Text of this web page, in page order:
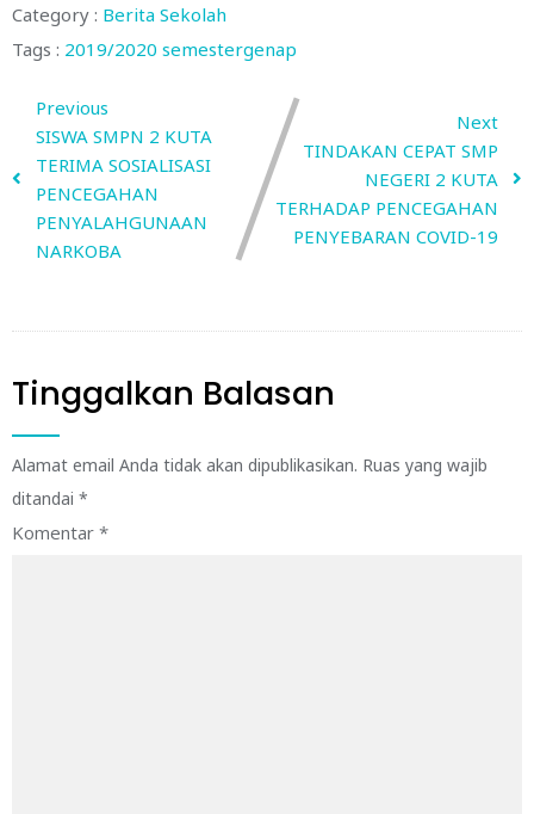
Category : Berita Sekolah
Tags : 2019/2020 semestergenap
Previous
SISWA SMPN 2 KUTA
TERIMA SOSIALISASI
PENCEGAHAN
PENYALAHGUNAAN
NARKOBA
Next
TINDAKAN CEPAT SMP
NEGERI 2 KUTA
TERHADAP PENCEGAHAN
PENYEBARAN COVID-19
Tinggalkan Balasan
Alamat email Anda tidak akan dipublikasikan. Ruas yang wajib
ditandai *
Komentar *